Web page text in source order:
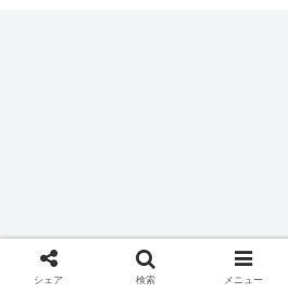
シェア 検索 メニュー